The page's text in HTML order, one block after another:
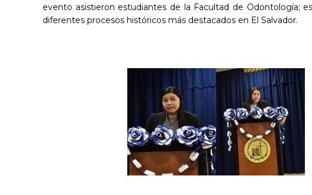
evento asistieron estudiantes de la Facultad de Odontología;
diferentes procesos históricos más destacados en El Salvador.